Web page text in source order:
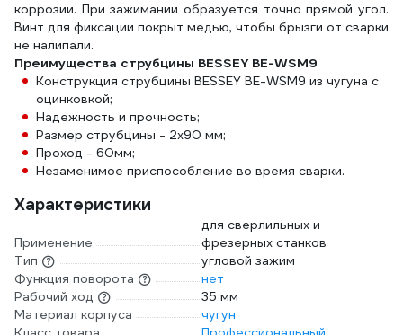
коррозии. При зажимании образуется точно прямой угол.
Винт для фиксации покрыт медью, чтобы брызги от сварки
не налипали.
Преимущества струбцины BESSEY BE-WSM9
Конструкция струбцины BESSEY BE-WSM9 из чугуна с
оцинковкой;
Надежность и прочность;
Размер струбцины - 2х90 мм;
Проход - 60мм;
Незаменимое приспособление во время сварки.
Характеристики
Применение
для сверлильных и
фрезерных станков
Тип
угловой зажим
Функция поворота
нет
Рабочий ход
35 мм
Материал корпуса
чугун